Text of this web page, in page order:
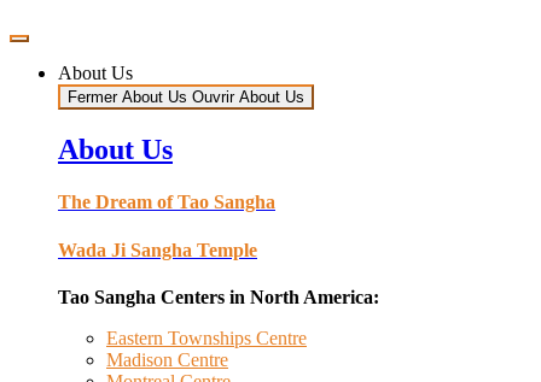
About Us
Fermer About Us Ouvrir About Us
About Us
The Dream of Tao Sangha
Wada Ji Sangha Temple
Tao Sangha Centers in North America:
Eastern Townships Centre
Madison Centre